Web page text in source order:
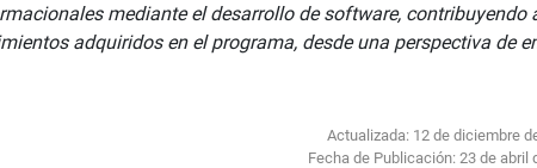
mediante el desarrollo de software, contribuyendo
adquiridos en el programa, desde una perspectiva de
Actualizada: 12 de diciembre
Fecha de Publicación: 23 de abril